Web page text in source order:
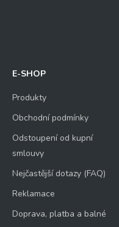
E-SHOP
Produkty
Obchodní podmínky
Odstoupení od kupní
smlouvy
Nejčastější dotazy (FAQ)
Reklamace
Doprava, platba a balné